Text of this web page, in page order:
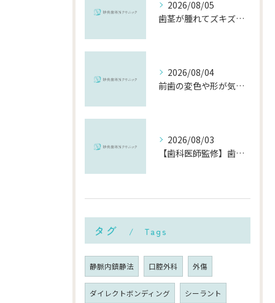
2026/08/05
歯茎が腫れてズキズキ痛む時の応急処置と、早めに受診すべき理由
2026/08/04
前歯の変色や形が気になる…削らずにきれいに整える「ダイレクトボンディング」とは？
2026/08/03
【歯科医師監修】歯磨きで歯茎や歯が痛い5つの原因と治療法｜何科・いつ病院へ行くべき？
タグ Tags
静脈内鎮静法 口腔外科 外傷
ダイレクトボンディング シーラント